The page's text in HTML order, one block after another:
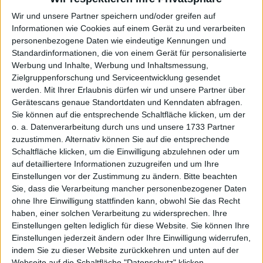
Wir und unsere Partner speichern und/oder greifen auf
Informationen wie Cookies auf einem Gerät zu und verarbeiten
personenbezogene Daten wie eindeutige Kennungen und
Standardinformationen, die von einem Gerät für personalisierte
Werbung und Inhalte, Werbung und Inhaltsmessung,
Zielgruppenforschung und Serviceentwicklung gesendet
werden. Mit Ihrer Erlaubnis dürfen wir und unsere Partner über
Gerätescans genaue Standortdaten und Kenndaten abfragen.
Sie können auf die entsprechende Schaltfläche klicken, um der
o. a. Datenverarbeitung durch uns und unsere 1733 Partner
zuzustimmen. Alternativ können Sie auf die entsprechende
Schaltfläche klicken, um die Einwilligung abzulehnen oder um
auf detailliertere Informationen zuzugreifen und um Ihre
Einstellungen vor der Zustimmung zu ändern. Bitte beachten
Sie, dass die Verarbeitung mancher personenbezogener Daten
ohne Ihre Einwilligung stattfinden kann, obwohl Sie das Recht
haben, einer solchen Verarbeitung zu widersprechen. Ihre
Einstellungen gelten lediglich für diese Website. Sie können Ihre
Einstellungen jederzeit ändern oder Ihre Einwilligung widerrufen,
indem Sie zu dieser Website zurückkehren und unten auf der
Frankfurt
KAUF VERKAUF
Made with ❤ von BGFL
Stammdaten Nachrichten
Jahresschlusskurse
Termine
Ergebnis je Aktie
Dividende je Aktie
Finanzdaten
Social/Regio/Peers
Charts/Performance
#BGFL Ad hoc-News
Analysten
#BGFL-Analysen zu Mountain Alliance: Für die meisten